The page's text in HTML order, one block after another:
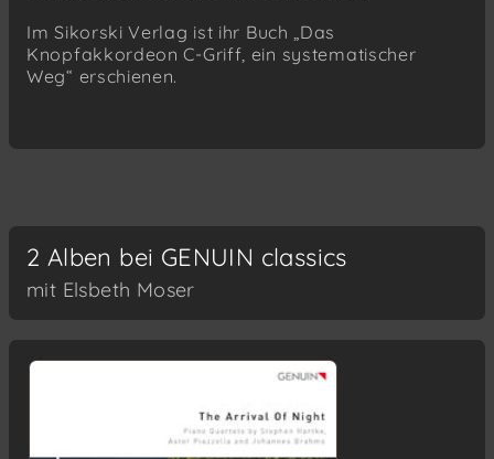
Im Sikorski Verlag ist ihr Buch „Das
Knopfakkordeon C-Griff, ein systematischer
Weg“ erschienen.
2 Alben bei GENUIN classics
mit Elsbeth Moser